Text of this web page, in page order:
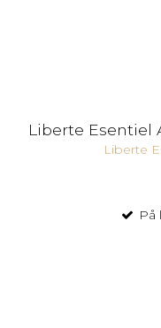
Liberte Esentiel
Liberte
På